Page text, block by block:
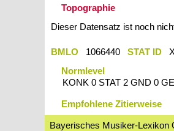
Topographie
Dieser Datensatz ist noch
BMLO 1066440 STAT ID
Normlevel
KONK 0 STAT 2 GND 0
Empfohlene Zitierweise
Bayerisches Musiker-Lexikon